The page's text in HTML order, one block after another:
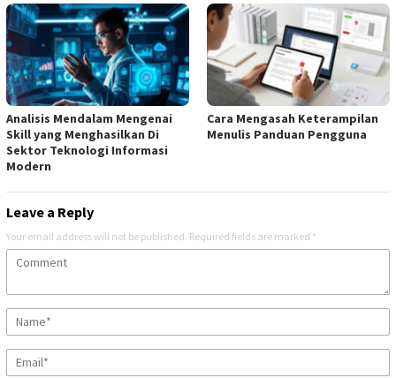
Analisis Mendalam Mengenai
Skill yang Menghasilkan Di
Sektor Teknologi Informasi
Modern
Cara Mengasah Keterampilan
Menulis Panduan Pengguna
Leave a Reply
Your email address will not be published. Required fields are marked *